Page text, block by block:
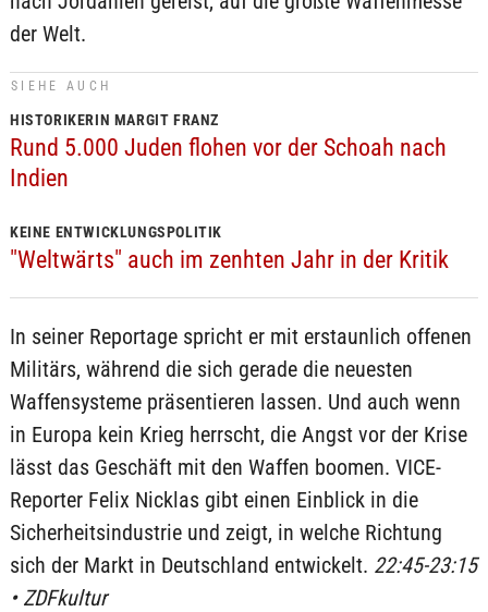
der Welt.
SIEHE AUCH
HISTORIKERIN MARGIT FRANZ
Rund 5.000 Juden flohen vor der Schoah nach
Indien
KEINE ENTWICKLUNGSPOLITIK
"Weltwärts" auch im zenhten Jahr in der Kritik
In seiner Reportage spricht er mit erstaunlich offenen
Militärs, während die sich gerade die neuesten
Waffensysteme präsentieren lassen. Und auch wenn
in Europa kein Krieg herrscht, die Angst vor der Krise
lässt das Geschäft mit den Waffen boomen. VICE-
Reporter Felix Nicklas gibt einen Einblick in die
Sicherheitsindustrie und zeigt, in welche Richtung
sich der Markt in Deutschland entwickelt. 22:45-23:15
• ZDFkultur